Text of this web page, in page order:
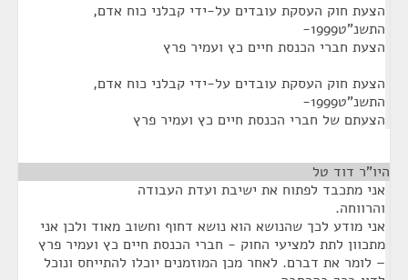
הצעת חוק העסקת עובדים על-ידי קבלני כוח אדם,
התשנ"ט1999-
הצעת חברי הכנסת חיים כץ ועמיר פרץ
הצעת חוק העסקת עובדים על-ידי קבלני כוח אדם,
התשנ"ט1999-
הצעתם של חברי הכנסת חיים כץ ועמיר פרץ
היו"ר דוד טל
אני מתכבד לפתוח את ישיבת ועדת העבודה
והרווחה.
אני מודע לכך שהנושא הוא נושא דחוף וחשוב מאוד ולכן אני
מתכוון לתת למציעי החוק - חברי הכנסת חיים כץ ועמיר פרץ
– לומר את דברם. לאחר מכן המוזמנים יוכלו להתייחס ונוכל